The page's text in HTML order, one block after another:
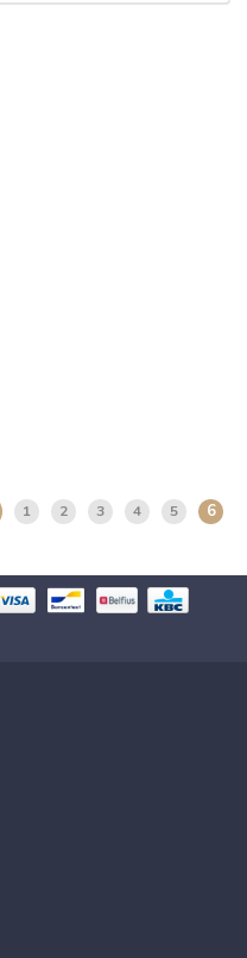
1 2 3 4 5 6